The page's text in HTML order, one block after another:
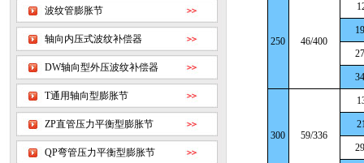
波纹管膨胀节
轴向内压式波纹补偿器
DW轴向型外压波纹补偿器
T通用轴向型膨胀节
ZP直管压力平衡型膨胀节
QP弯管压力平衡型膨胀节
250 46/400
300 59/336